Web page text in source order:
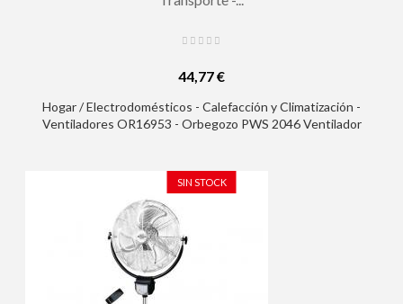
44,77 €
Hogar / Electrodomésticos - Calefacción y Climatización -
Ventiladores OR16953 - Orbegozo PWS 2046 Ventilador
90 W
SIN STOCK